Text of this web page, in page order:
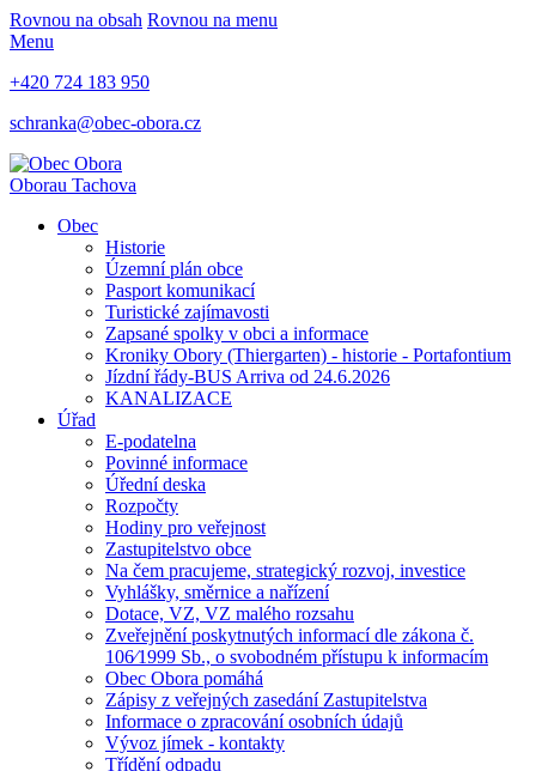
Rovnou na obsah Rovnou na menu
Menu
+420 724 183 950
schranka@obec-obora.cz
Oborau Tachova
Obec
Historie
Územní plán obce
Pasport komunikací
Turistické zajímavosti
Zapsané spolky v obci a informace
Kroniky Obory (Thiergarten) - historie - Portafontium
Jízdní řády-BUS Arriva od 24.6.2026
KANALIZACE
Úřad
E-podatelna
Povinné informace
Úřední deska
Rozpočty
Hodiny pro veřejnost
Zastupitelstvo obce
Na čem pracujeme, strategický rozvoj, investice
Vyhlášky, směrnice a nařízení
Dotace, VZ, VZ malého rozsahu
Zveřejnění poskytnutých informací dle zákona č.
106⁄1999 Sb., o svobodném přístupu k informacím
Obec Obora pomáhá
Zápisy z veřejných zasedání Zastupitelstva
Informace o zpracování osobních údajů
Vývoz jímek - kontakty
Třídění odpadu